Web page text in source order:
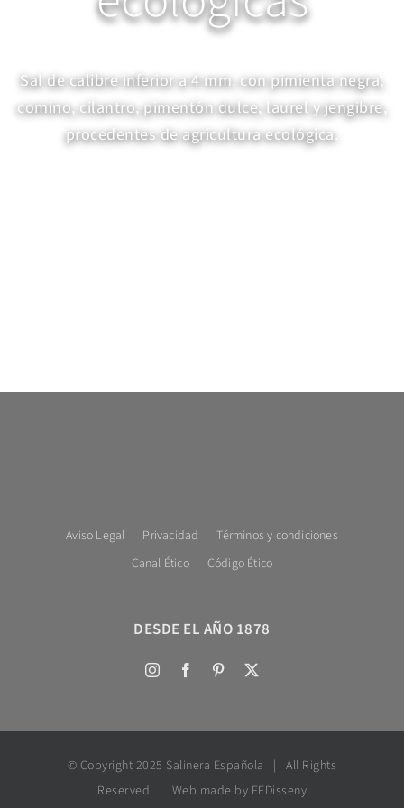
Sal de calibre inferior a 4 mm. con pimienta negra,
comino, cilantro, pimentón dulce, laurel y jengibre,
procedentes de agricultura ecológica.
Aviso Legal Privacidad
Términos y condiciones
Canal Ético
Código Ético
DESDE EL AÑO 1878
© Copyright 2025 Salinera Española | All Rights
Reserved | Web made by FFDisseny